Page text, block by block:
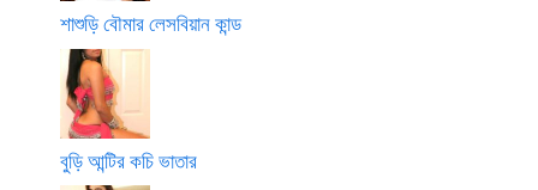
শাশুড়ি বৌমার লেসবিয়ান কান্ড
বুড়ি আন্টির কচি ভাতার